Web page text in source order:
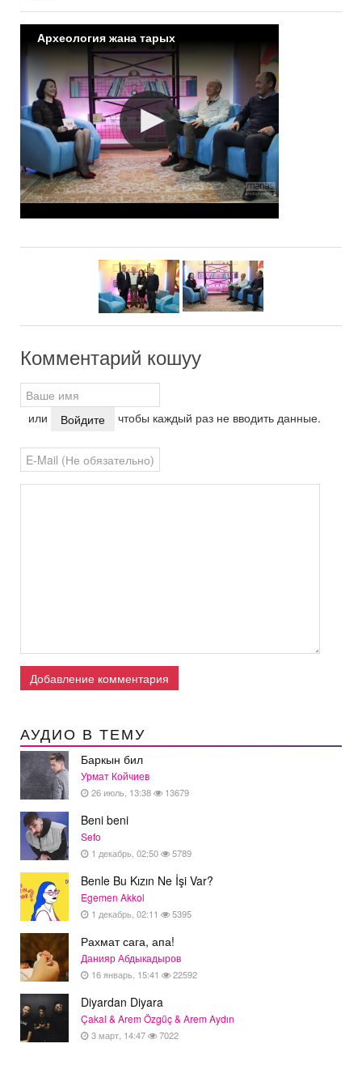
Археология жана тарых
Комментарий кошуу
или Войдите чтобы каждый раз не вводить данные.
Добавление комментария
АУДИО В ТЕМУ
Баркын бил
Урмат Койчиев
26 июль, 13:38 13679
Beni beni
Sefo
1 декабрь, 02:50 5789
Benle Bu Kızın Ne İşi Var?
Egemen Akkol
1 декабрь, 02:11 5395
Рахмат сага, апа!
Данияр Абдыкадыров
16 январь, 15:41 22592
Diyardan Diyara
Çakal & Arem Özgüç & Arem Aydın
3 март, 14:47 7022